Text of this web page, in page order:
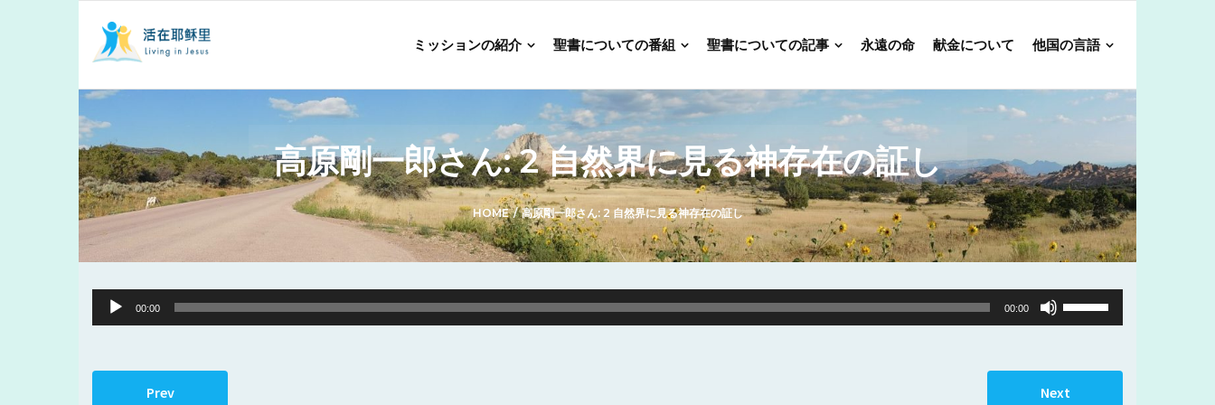
ミッションの紹介 聖書についての番組 聖書についての記事 永遠の命 献金について 他国の言語
高原剛一郎さん: 2 自然界に見る神存在の証し
HOME/高原剛一郎さん: 2 自然界に見る神存在の証し
Audio
Player
00:00 00:00
Use
Up/Down
to
Prev Next